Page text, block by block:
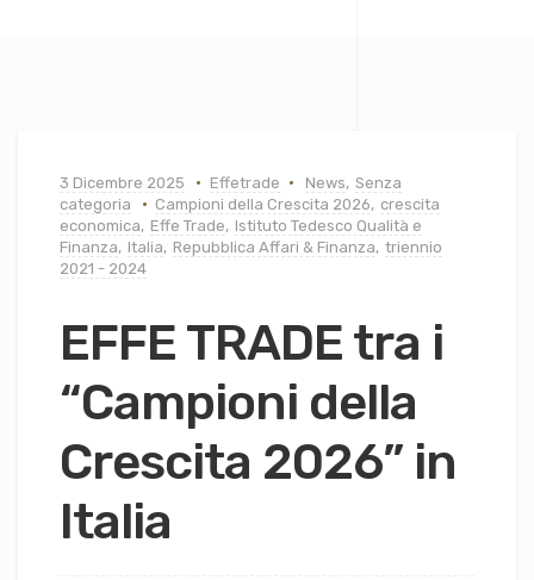
3 Dicembre 2025 Effetrade News, Senza
categoria
Campioni della Crescita 2026, crescita
economica, Effe Trade, Istituto Tedesco Qualità e
Finanza, Italia, Repubblica Affari & Finanza, triennio
2021 - 2024
EFFE TRADE tra i
“Campioni della
Crescita 2026” in
Italia